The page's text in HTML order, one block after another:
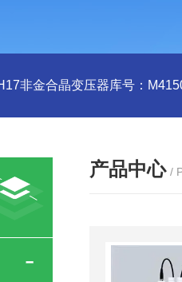
非金合晶变压器库号：
产品中心 /